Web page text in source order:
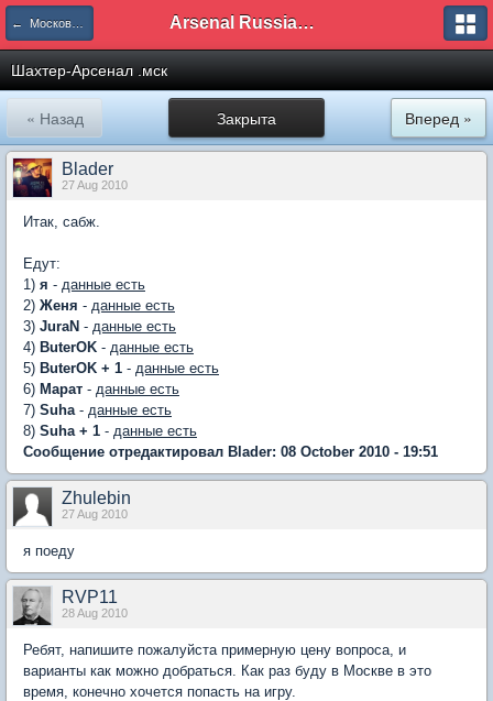
← Московское отделение Arsenal Russian Speaking Supporters Club
Шахтер-Арсенал .мск
Закрыта
« Назад Вперед »
Blader
27 Aug 2010
Итак, сабж.
Едут:
1) я - данные есть
2) Женя - данные есть
3) JuraN - данные есть
4) ButerOK - данные есть
5) ButerOK + 1 - данные есть
6) Марат - данные есть
7) Suha- данные есть
8) Suha + 1 - данные есть
Сообщение отредактировал Blader: 08 October 2010 - 19:51
Zhulebin
27 Aug 2010
я поеду
RVP11
28 Aug 2010
Ребят, напишите пожалуйста примерную цену вопроса, и
варианты как можно добраться. Как раз буду в Москве в это
время, конечно хочется попасть на игру.